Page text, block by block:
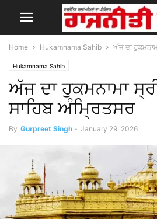
Home Hukamnama Sahib ਅੱਜ ਦਾ
Hukamnama Sahib
ਅੱਜ ਦਾ ਹੁਕਮਨਾਮਾ
ਸਾਹਿਬ ਅੰਮ੍ਰਿਤਸਰ
By Gurpreet Singh - January 29, 2026